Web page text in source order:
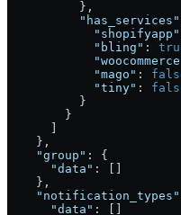
          },
          "has_services"
            "shopifyapp"
            "bling"
:
            "mago"
:
            "tiny"
:
          }
        }
    },
    "group"
: {
      "data"
: []
    },
    "notification_types"
      "data"
: []